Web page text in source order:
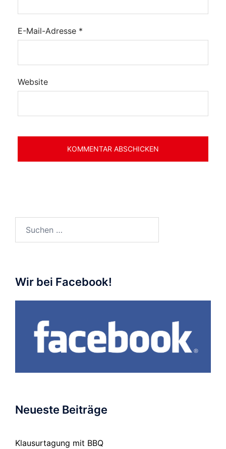
E-Mail-Adresse *
Website
nach:
Wir bei Facebook!
Neueste Beiträge
Klausurtagung mit BBQ